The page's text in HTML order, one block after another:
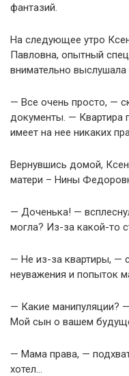
фантазий.
На следующее утро
Павловна, опытный
внимательно
— Все очень просто, —
документы. — Квартира
имеет на нее никаких
Вернувшись домой,
матери – Нины
— Доченька! —
могла? Из-за какой-то
— Не из-за квартиры, —
неуважения и попыток
— Какие манипуляции?
Мой сын о вашем
— Мама права, —
хотел…